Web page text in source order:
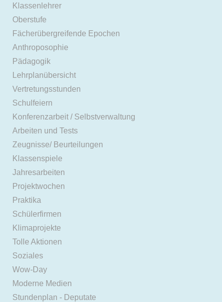
Klassenlehrer
Oberstufe
Fächerübergreifende Epochen
Anthroposophie
Pädagogik
Lehrplanübersicht
Vertretungsstunden
Schulfeiern
Konferenzarbeit / Selbstverwaltung
Arbeiten und Tests
Zeugnisse/ Beurteilungen
Klassenspiele
Jahresarbeiten
Projektwochen
Praktika
Schülerfirmen
Klimaprojekte
Tolle Aktionen
Soziales
Wow-Day
Moderne Medien
Stundenplan - Deputate